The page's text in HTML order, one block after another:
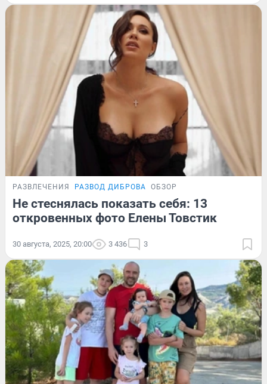
РАЗВЛЕЧЕНИЯ РАЗВОД ДИБРОВА ОБЗОР
Не стеснялась показать себя: 13
откровенных фото Елены Товстик
30 августа, 2025, 20:00 3 436 3